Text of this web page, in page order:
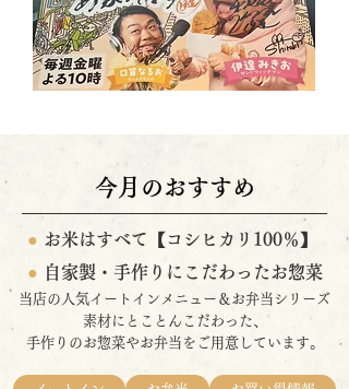
今月のおすすめ
● お米はすべて【コシヒカリ100％】
● 自家製・手作りにこだわったお惣菜
当店の人気イートインメニュー＆お弁当シリーズ
素材にとことんこだわった、
手作りのお惣菜やお弁当をご用意しています。